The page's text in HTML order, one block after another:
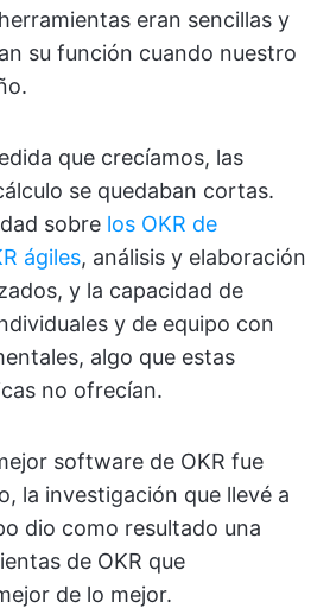
eran sencillas y
su función cuando nuestro
que crecíamos, las
se quedaban cortas.
sobre los OKR de
ágiles, análisis y elaboración
y la capacidad de
y de equipo con
algo que estas
no ofrecían.
software de OKR fue
la investigación que llevé a
dio como resultado una
de OKR que
de lo mejor.